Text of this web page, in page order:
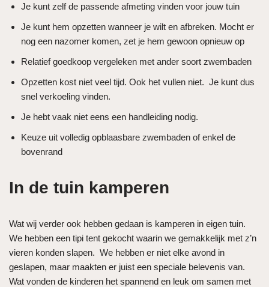
Je kunt zelf de passende afmeting vinden voor jouw tuin
Je kunt hem opzetten wanneer je wilt en afbreken. Mocht er
nog een nazomer komen, zet je hem gewoon opnieuw op
Relatief goedkoop vergeleken met ander soort zwembaden
Opzetten kost niet veel tijd. Ook het vullen niet. Je kunt dus
snel verkoeling vinden.
Je hebt vaak niet eens een handleiding nodig.
Keuze uit volledig opblaasbare zwembaden of enkel de
bovenrand
In de tuin kamperen
Wat wij verder ook hebben gedaan is kamperen in eigen tuin.
We hebben een tipi tent gekocht waarin we gemakkelijk met z’n
vieren konden slapen. We hebben er niet elke avond in
geslapen, maar maakten er juist een speciale belevenis van.
Wat vonden de kinderen het spannend en leuk om samen met